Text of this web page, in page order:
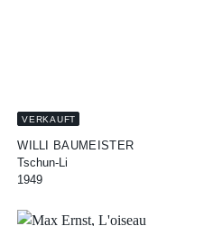
VERKAUFT
WILLI BAUMEISTER
Tschun-Li
1949